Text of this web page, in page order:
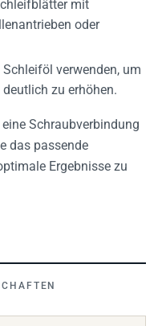
mit
oder
verwenden, um
zu erhöhen.
Schraubverbindung
das passende
Ergebnisse zu